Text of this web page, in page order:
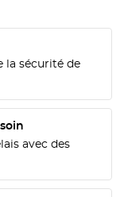
la sécurité de
avec des